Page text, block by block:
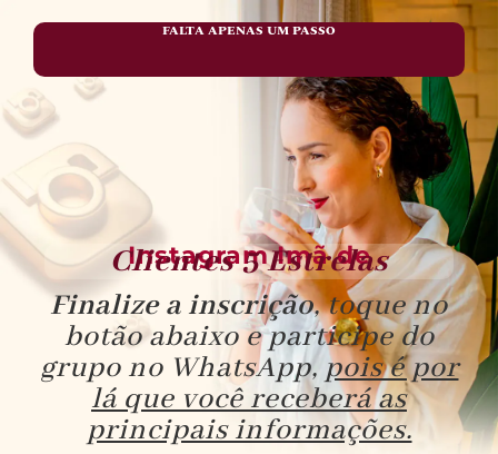
FALTA APENAS UM PASSO
Instagram Imã de
Clientes 5 Estrelas
Finalize a inscrição, toque no
botão abaixo e participe do
grupo no WhatsApp, pois é por
lá que você receberá as
principais informações.